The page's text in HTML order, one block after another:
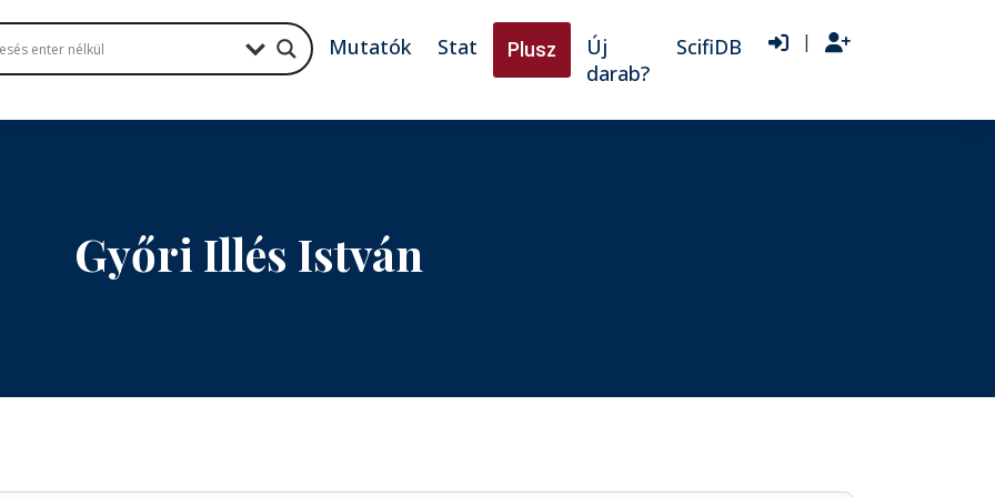
Mutatók Stat Plusz
Új
darab?
ScifiDB |
Győri Illés István